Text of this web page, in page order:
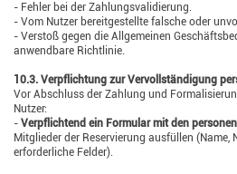
- Fehler bei der Zahlungsvalidierung.
- Vom Nutzer bereitgestellte falsche oder
- Verstoß gegen die Allgemeinen
anwendbare Richtlinie.
10.3. Verpflichtung zur Vervollständigung
Vor Abschluss der Zahlung und
Nutzer:
- Verpflichtend ein Formular mit den
Mitglieder der Reservierung ausfüllen (Name,
erforderliche Felder).